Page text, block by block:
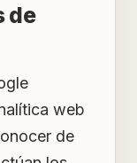
de
web
de